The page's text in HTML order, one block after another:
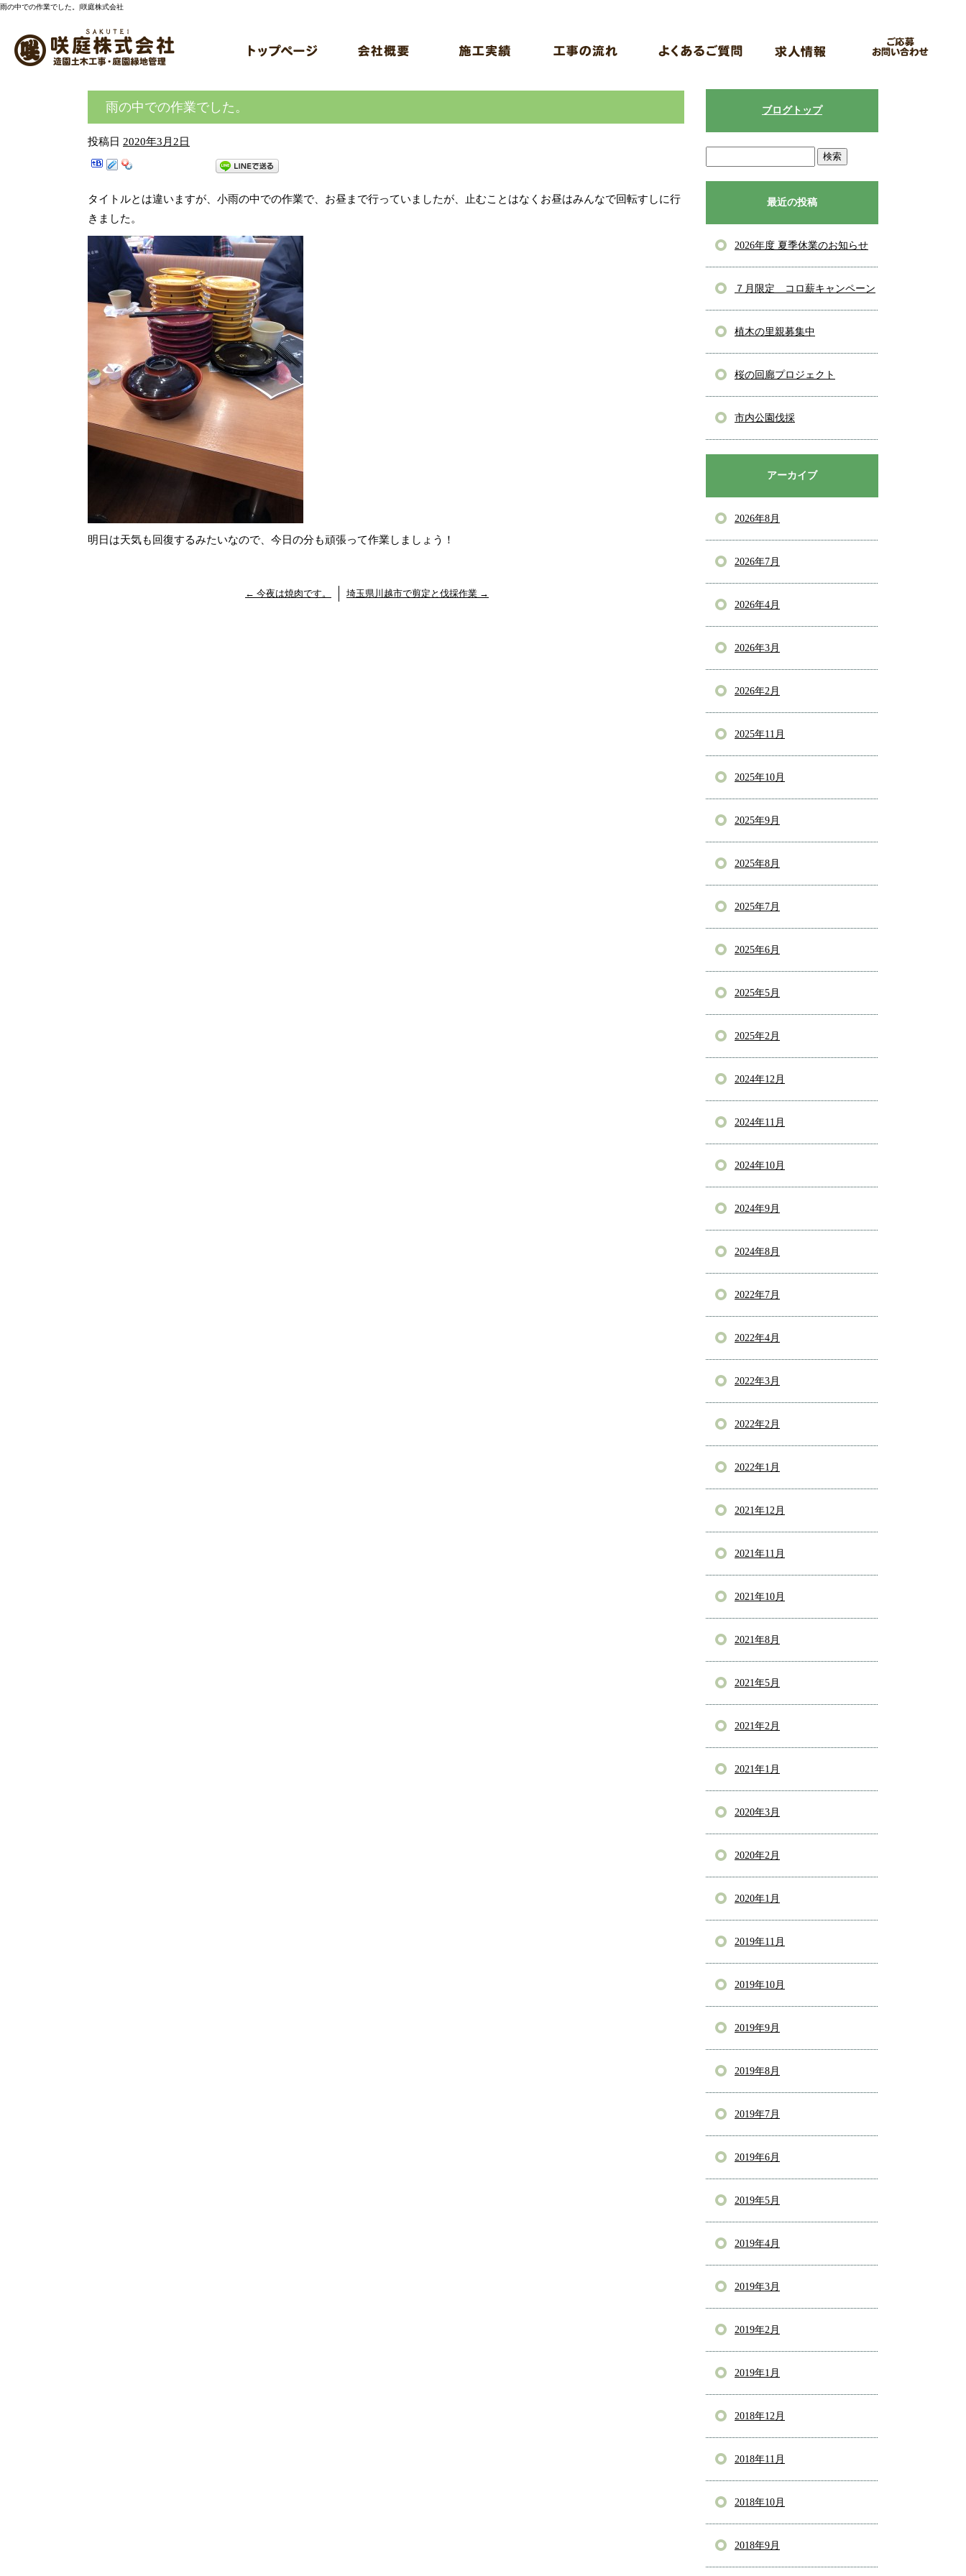
雨の中での作業でした。|咲庭株式会社
雨の中での作業でした。
投稿日 2020年3月2日
タイトルとは違いますが、小雨の中での作業で、お昼まで行っていましたが、止むことはなくお昼はみんなで回転すしに行
きました。
明日は天気も回復するみたいなので、今日の分も頑張って作業しましょう！
← 今夜は焼肉です。 埼玉県川越市で剪定と伐採作業 →
ブログトップ
最近の投稿
2026年度 夏季休業のお知らせ
７月限定 コロ薪キャンペーン
植木の里親募集中
桜の回廊プロジェクト
市内公園伐採
アーカイブ
2026年8月
2026年7月
2026年4月
2026年3月
2026年2月
2025年11月
2025年10月
2025年9月
2025年8月
2025年7月
2025年6月
2025年5月
2025年2月
2024年12月
2024年11月
2024年10月
2024年9月
2024年8月
2022年7月
2022年4月
2022年3月
2022年2月
2022年1月
2021年12月
2021年11月
2021年10月
2021年8月
2021年5月
2021年2月
2021年1月
2020年3月
2020年2月
2020年1月
2019年11月
2019年10月
2019年9月
2019年8月
2019年7月
2019年6月
2019年5月
2019年4月
2019年3月
2019年2月
2019年1月
2018年12月
2018年11月
2018年10月
2018年9月